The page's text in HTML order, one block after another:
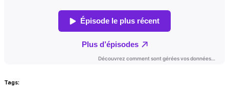
Tags: